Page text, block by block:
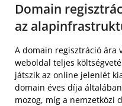
Domain
az
A domain regisztráció ára
weboldal teljes
játszik az online jelenlét
domain éves díja
mozog, míg a nemzetközi